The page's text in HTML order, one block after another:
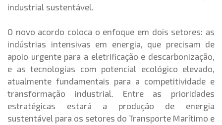
industrial sustentável.
O novo acordo coloca o enfoque em dois setores: as
indústrias intensivas em energia, que precisam de
apoio urgente para a eletrificação e descarbonização,
e as tecnologias com potencial ecológico elevado,
atualmente fundamentais para a competitividade e
transformação industrial. Entre as prioridades
estratégicas estará a produção de energia
sustentável para os setores do Transporte Marítimo e